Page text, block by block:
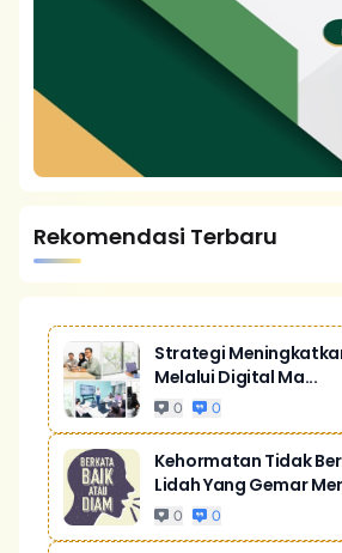
Rekomendasi Terbaru
Strategi
Melalui Digital Ma...
0 0
Kehormatan Tidak
Lidah Yang Gemar
0 0